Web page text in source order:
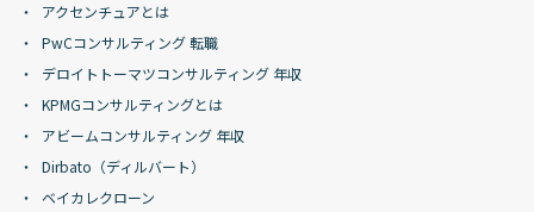
アクセンチュアとは
PwCコンサルティング 転職
デロイトトーマツコンサルティング 年収
KPMGコンサルティングとは
アビームコンサルティング 年収
Dirbato（ディルバート）
ベイカレクローン